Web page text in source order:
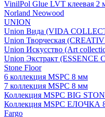
VinilPol Glue LVT клеевая 2
Norland Neowood
UNION
Union Вида (VIDA
Union Творческая
Union Искусство (Art
Union Экстракт (ESSENCE
Stone Floor
6 коллекция MSPC 8 мм
7 коллекция MSPC 8 мм
Коллекция MSPC BIG
Коллекция MSPC ЕЛОЧКА
Fargo